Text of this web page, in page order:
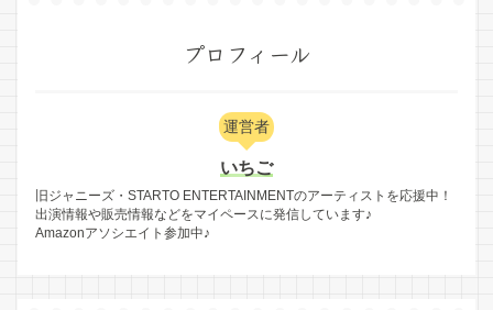
プロフィール
運営者
いちご
旧ジャニーズ・STARTO ENTERTAINMENTのアーティストを応援中！
出演情報や販売情報などをマイペースに発信しています♪
Amazonアソシエイト参加中♪